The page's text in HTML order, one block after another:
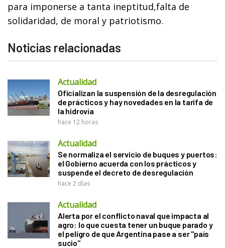
para imponerse a tanta ineptitud,falta de
solidaridad, de moral y patriotismo.
Noticias relacionadas
Actualidad
Oficializan la suspensión de la desregulación
de prácticos y hay novedades en la tarifa de
la hidrovía
hace 12 horas
Actualidad
Se normaliza el servicio de buques y puertos:
el Gobierno acuerda con los prácticos y
suspende el decreto de desregulación
hace 2 días
Actualidad
Alerta por el conflicto naval que impacta al
agro: lo que cuesta tener un buque parado y
el peligro de que Argentina pase a ser "país
sucio"